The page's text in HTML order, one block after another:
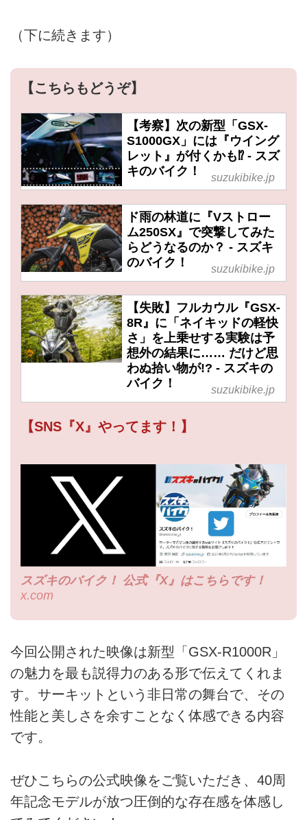
（下に続きます）
【こちらもどうぞ】
【考察】次の新型「GSX-
S1000GX」には『ウイング
レット』が付くかも⁉︎ - スズ
キのバイク！
suzukibike.jp
ド雨の林道に『Vストロー
ム250SX』で突撃してみた
らどうなるのか？ - スズキ
のバイク！
suzukibike.jp
【失敗】フルカウル『GSX-
8R』に「ネイキッドの軽快
さ」を上乗せする実験は予
想外の結果に…… だけど思
わぬ拾い物が!? - スズキの
バイク！
suzukibike.jp
【SNS『X』やってます！】
スズキのバイク！ 公式『X』はこちらです！
x.com
今回公開された映像は新型「GSX-R1000R」
の魅力を最も説得力のある形で伝えてくれま
す。サーキットという非日常の舞台で、その
性能と美しさを余すことなく体感できる内容
です。
ぜひこちらの公式映像をご覧いただき、40周
年記念モデルが放つ圧倒的な存在感を体感し